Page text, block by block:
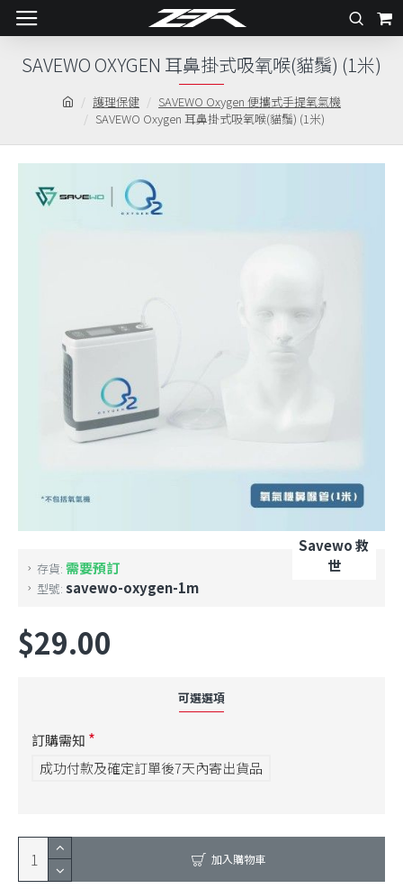
護理保健
SAVEWO Oxygen 便攜式手提氧氣機
SAVEWO Oxygen 耳鼻掛式吸氧喉(貓鬚) (1米)
SAVEWO OXYGEN 耳鼻掛式吸氧喉(貓鬚) (1米)
存貨: 需要預訂
型號: savewo-oxygen-1m
Savewo 救
世
$29.00
可選選項
訂購需知
成功付款及確定訂單後7天內寄出貨品
加入購物車